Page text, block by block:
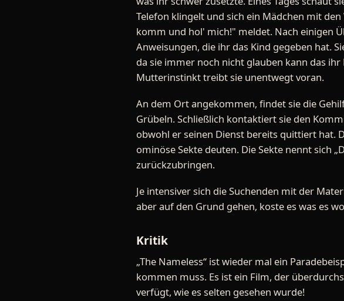
Telefon klingelt und sich ein Mädchen mit
komm und hol' mich!" meldet. Nach einigen
Anweisungen, die ihr das Kind gegeben hat.
da sie immer noch nicht glauben kann das
Mutterinstinkt treibt sie unentwegt voran.
An dem Ort angekommen, findet sie die
Grübeln. Schließlich kontaktiert sie den
obwohl er seinen Dienst bereits quittiert hat.
ominöse Sekte deuten. Die Sekte nennt sich
zurückzubringen.
Je intensiver sich die Suchenden mit der
aber auf den Grund gehen, koste es was es
Kritik
„The Nameless“ ist wieder mal ein
kommen muss. Es ist ein Film, der
verfügt, wie es selten gesehen wurde!